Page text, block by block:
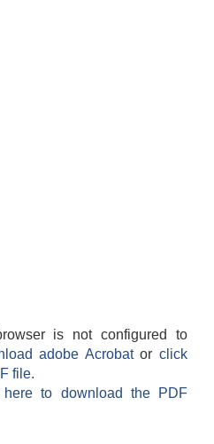
is not configured to
adobe Acrobatorclick
file.
here to download the PDF